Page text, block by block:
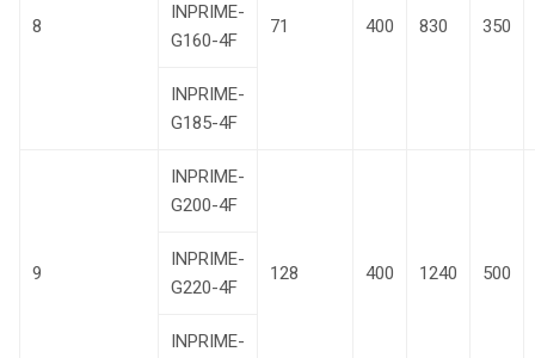
8 71 400 830 350
INPRIME-
G160-4F
INPRIME-
G185-4F
9
INPRIME-
G200-4F
128 400 1240 500
INPRIME-
G220-4F
INPRIME-